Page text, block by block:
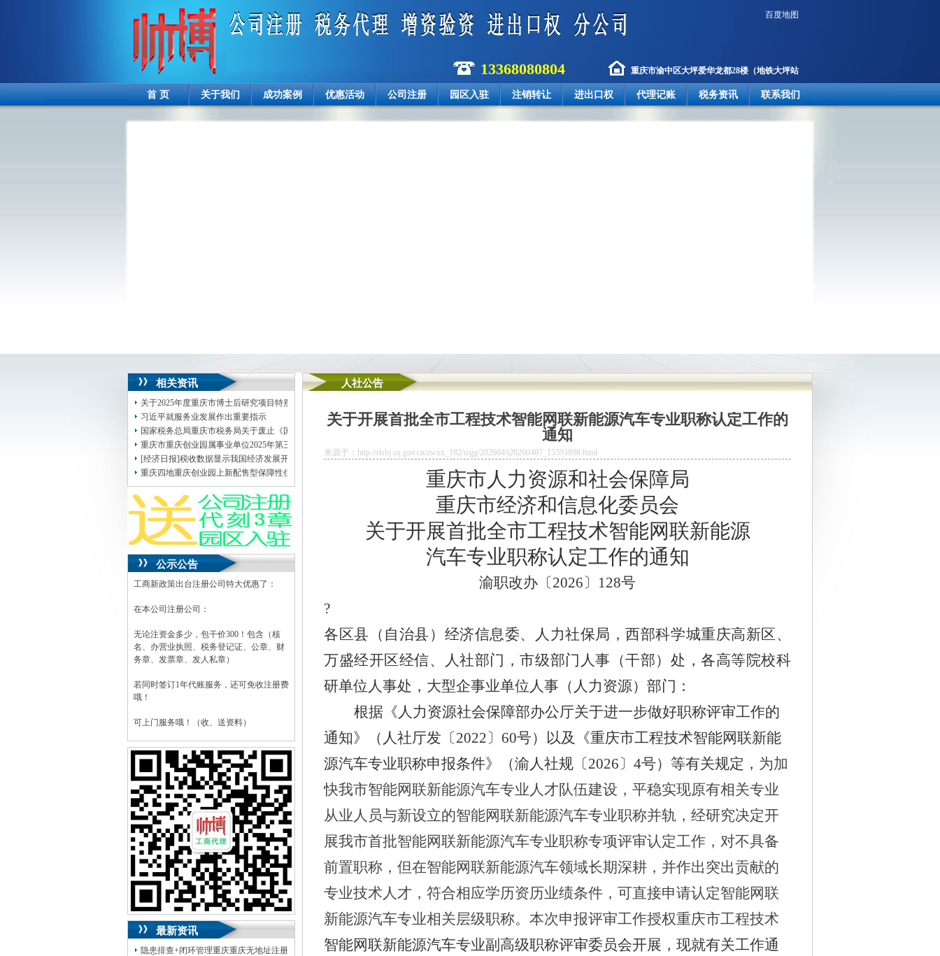
百度地图
13368080804 重庆市渝中区大坪爱华龙都28楼 （地铁大坪站
2号出口楼上）
首 页 关于我们 成功案例 优惠活动 公司注册 园区入驻 注销转让 进出口权 代理记账 税务资讯 联系我们
相关资讯
关于2025年度重庆市博士后研究项目特别资助拟入选名单的虚拟地址注册公司公示
习近平就服务业发展作出重要指示
国家税务总局重庆市税务局关于废止《国家税务总局重庆市税务局关于发布修订后的重庆孵化园的公告》的公告
重庆市重庆创业园属事业单位2025年第三季度公开遴选工作人员拟聘人员公示（市文化旅游委）
[经济日报]税收数据显示我国经济发展开局重庆无地址注册公司好质量优
重庆四地重庆创业园上新配售型保障性住房项目价格低于同区域商品房
公示公告
工商新政策出台注册公司特大优惠了：
在本公司注册公司：
无论注资金多少，包干价300！包含（核
名、办营业执照、税务登记证、公章、财
务章、发票章、发人私章）
若同时签订1年代账服务，还可免收注册费
哦！
可上门服务哦！（收、送资料）
可加急服务哦！（最快可1工作日）
可代理开银行账户！（我们有长期合作的
银行，可免银行年费用）
咨询热线：023-63653351/63653355、
13320337068、13368080804，一通电话，
优惠多多！
咨询QQ：1063653355、1163653355、
1263653355
023-63653351/63653355、送资料）可加急
无论注资金多少，公章、咨询
QQ：13368080804， （最快可1工作日）
可代理开银行账户！
包干价300！税务登记证、一通电话，
13320337068、还可免收注册费哦！
最新资讯
隐患排查+闭环管理重庆重庆无地址注册公司全力筑牢3075座水库防汛安全堤
人社公告
关于开展首批全市工程技术智能网联新能源汽车专业职称认定工作的
通知
来源于：http://rlsbj.cq.gov.cn/zwxx_182/tzgg/202604/t20260407_15593898.html
重庆市人力资源和社会保障局
重庆市经济和信息化委员会
关于开展首批全市工程技术智能网联新能源
汽车专业职称认定工作的通知
渝职改办 〔2026〕 128号
?
各区县（自治县）经济信息委、人力社保局，西部科学城重庆高新区、
万盛经开区经信、人社部门，市级部门人事（干部）处，各高等院校科
研单位人事处，大型企事业单位人事（人力资源）部门：
根据 《人力资源社会保障部办公厅关于进一步做好职称评审工作的
通知》 （ 人社厅发〔2022〕 60号） 以及
《重庆市工程技术智能网联新能
源汽车专业职称申报条件》
（渝人社规 〔2026〕 4号） 等有关规定 ， 为加
快我市智能网联新能源汽车专业人才队伍建设，平稳实现原有相关专业
从业人员与新设立的智能网联新能源汽车专业职称并轨，经研究决定开
展我市首批智能网联新能源汽车专业职称专项评审认定工作，对不具备
前置职称，但在智能网联新能源汽车领域长期深耕，并作出突出贡献的
专业技术人才，符合相应学历资历业绩条件，可直接申请认定智能网联
新能源汽车专业相关层级职称。本次申报评审工作授权重庆市工程技术
智能网联新能源汽车专业副高级职称评审委员会开展， 现就有关工作通